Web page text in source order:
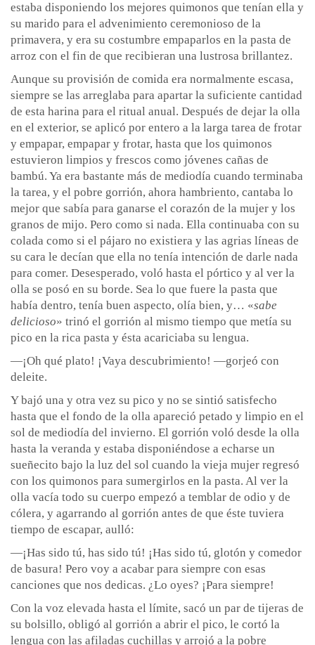
estaba disponiendo los mejores quimonos que tenían ella y
su marido para el advenimiento ceremonioso de la
primavera, y era su costumbre empaparlos en la pasta de
arroz con el fin de que recibieran una lustrosa brillantez.
Aunque su provisión de comida era normalmente escasa,
siempre se las arreglaba para apartar la suficiente cantidad
de esta harina para el ritual anual. Después de dejar la olla
en el exterior, se aplicó por entero a la larga tarea de frotar
y empapar, empapar y frotar, hasta que los quimonos
estuvieron limpios y frescos como jóvenes cañas de
bambú. Ya era bastante más de mediodía cuando terminaba
la tarea, y el pobre gorrión, ahora hambriento, cantaba lo
mejor que sabía para ganarse el corazón de la mujer y los
granos de mijo. Pero como si nada. Ella continuaba con su
colada como si el pájaro no existiera y las agrias líneas de
su cara le decían que ella no tenía intención de darle nada
para comer. Desesperado, voló hasta el pórtico y al ver la
olla se posó en su borde. Sea lo que fuere la pasta que
había dentro, tenía buen aspecto, olía bien, y… «sabe
delicioso» trinó el gorrión al mismo tiempo que metía su
pico en la rica pasta y ésta acariciaba su lengua.
—¡Oh qué plato! ¡Vaya descubrimiento! —gorjeó con
deleite.
Y bajó una y otra vez su pico y no se sintió satisfecho
hasta que el fondo de la olla apareció petado y limpio en el
sol de mediodía del invierno. El gorrión voló desde la olla
hasta la veranda y estaba disponiéndose a echarse un
sueñecito bajo la luz del sol cuando la vieja mujer regresó
con los quimonos para sumergirlos en la pasta. Al ver la
olla vacía todo su cuerpo empezó a temblar de odio y de
cólera, y agarrando al gorrión antes de que éste tuviera
tiempo de escapar, aulló:
—¡Has sido tú, has sido tú! ¡Has sido tú, glotón y comedor
de basura! Pero voy a acabar para siempre con esas
canciones que nos dedicas. ¿Lo oyes? ¡Para siempre!
Con la voz elevada hasta el límite, sacó un par de tijeras de
su bolsillo, obligó al gorrión a abrir el pico, le cortó la
lengua con las afiladas cuchillas y arrojó a la pobre